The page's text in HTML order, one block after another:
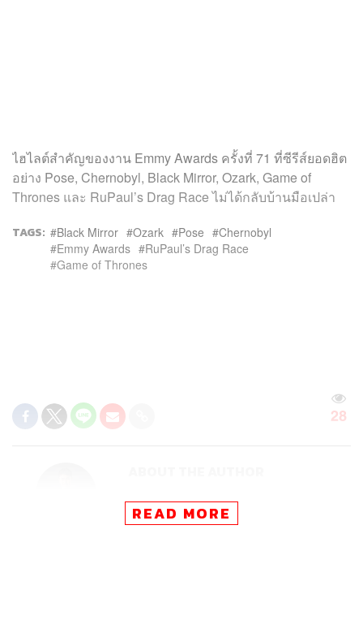
ไฮไลต์สำคัญของงาน Emmy Awards ครั้งที่ 71 ที่ซีรีส์ยอดฮิต
อย่าง Pose, Chernobyl, Black Mirror, Ozark, Game of
Thrones และ RuPaul’s Drag Race ไม่ได้กลับบ้านมือเปล่า
TAGS: Black Mirror Ozark Pose
Chernobyl
Emmy Awards
RuPaul’s Drag Race
Game of Thrones
28
เริ่มต้น เขมะเพ็ชร
กองบรรณาธิการคัลเจอร์ สำนักข่าว THE
STANDARD
READ MORE